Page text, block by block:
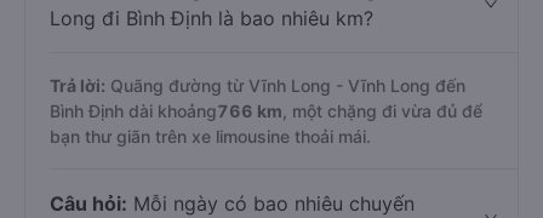
Long đi Bình Định là bao nhiêu km?
Trả lời: Quãng đường từ Vĩnh Long - Vĩnh Long đến
Bình Định dài khoảng766 km , một chặng đi vừa đủ để
bạn thư giãn trên xe limousine thoải mái.
Câu hỏi: Mỗi ngày có bao nhiêu chuyến